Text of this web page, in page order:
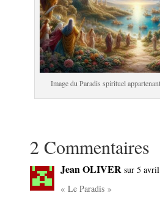
Image du Paradis spirituel
2 Commentaires
Jean OLIVER sur 5
« Le Paradis »